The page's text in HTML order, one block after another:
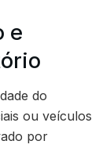
e
do
ou veículos
por